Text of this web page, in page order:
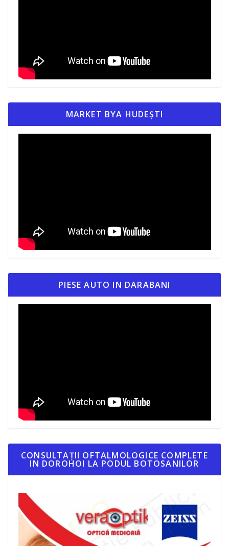
MARKET BYA HUDEȘTI
PIESE AUTO IN DARABANI
CONSULTAȚII OFTALMOLOGICE COMPLETE
IN DOROHOI LA PODUL BOTOSANILOR